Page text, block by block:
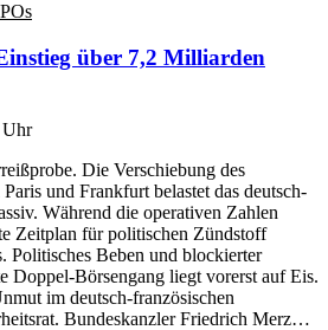
über 7,2 Milliarden
Uhr
Die Verschiebung des
und Frankfurt belastet das deutsch-
Während die operativen Zahlen
Zeitplan für politischen Zündstoff
Politisches Beben und blockierter
Doppel-Börsengang liegt vorerst auf Eis.
im deutsch-französischen
Bundeskanzler Friedrich Merz…